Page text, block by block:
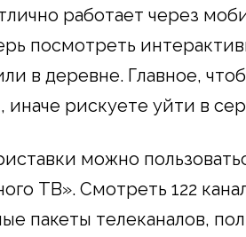
работает через
посмотреть
в деревне. Главное,
рискуете уйти в
можно
ТВ». Смотреть 122
пакеты телеканалов,